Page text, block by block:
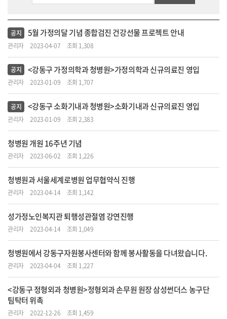
공지 5월 가정의달 기념 종합검진 건강선물 프로젝트 안내
관리자 2023-04-07 조회 1,308
공지 <강동구 가정의학과 청병원>가정의학과 신규의료진 영입
관리자 2023-01-09 조회 1,707
공지 <강동구 소화기내과 청병원>소화기내과 신규의료진 영입
관리자 2023-01-09 조회 2,383
청병원 개원 16주년 기념
관리자 2023-06-02 조회 1,226
청병원과 서울세계로병원 업무협약식 진행
관리자 2023-04-14 조회 1,142
성가정노인복지관 퇴행성관절염 강연진행
관리자 2023-04-14 조회 1,049
청병원에서 강동구자원봉사센터와 함께 봉사활동을 다녀왔습니다.
관리자 2023-04-04 조회 1,227
<강동구 정형외과 청병원>정형외과 손무원 원장 삼성썬더스 농구단
팀탁터 위촉
관리자 2022-12-26 조회 1,459